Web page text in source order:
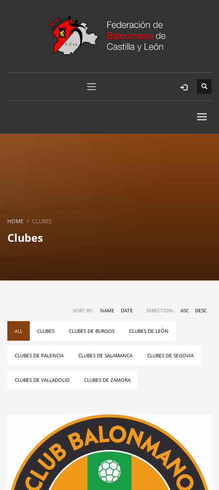
HOME CLUBES
Clubes
SORT BY: NAME DATE DIRECTION: ASC DESC
ALL CLUBES CLUBES DE BURGOS CLUBES DE LEÓN
CLUBES DE PALENCIA CLUBES DE SALAMANCA CLUBES DE SEGOVIA
CLUBES DE VALLADOLID CLUBES DE ZAMORA